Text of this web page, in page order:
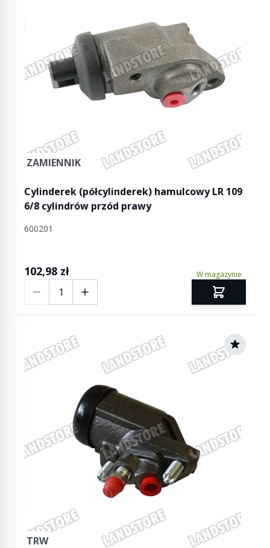
ZAMIENNIK
Cylinderek (półcylinderek) hamulcowy LR 109
6/8 cylindrów przód prawy
600201
102,98 zł W magazynie
TRW